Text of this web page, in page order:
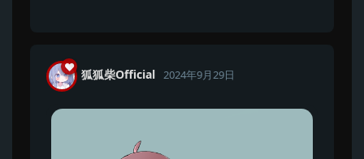
狐狐柴Official 2024年9月29日